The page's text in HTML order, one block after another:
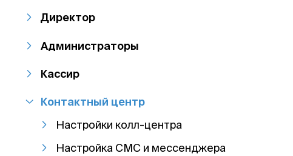
Директор
Администраторы
Кассир
Контактный центр
Настройки колл-центра
Настройка СМС и мессенджера